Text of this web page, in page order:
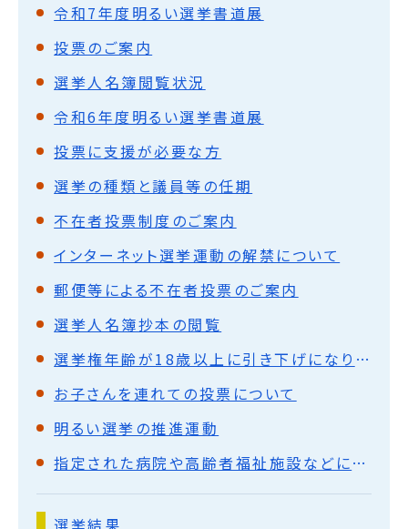
令和7年度明るい選挙書道展
投票のご案内
選挙人名簿閲覧状況
令和6年度明るい選挙書道展
投票に支援が必要な方
選挙の種類と議員等の任期
不在者投票制度のご案内
インターネット選挙運動の解禁について
郵便等による不在者投票のご案内
選挙人名簿抄本の閲覧
選挙権年齢が18歳以上に引き下げになりました
お子さんを連れての投票について
明るい選挙の推進運動
指定された病院や高齢者福祉施設などに入所している場合
選挙結果